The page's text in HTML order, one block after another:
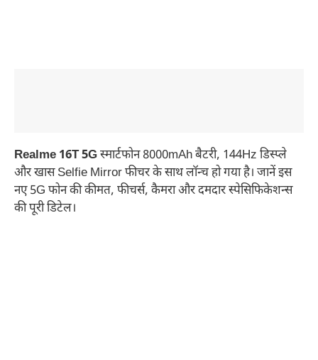
Realme 16T 5Gस्मार्टफोन 8000mAh बैटरी, 144Hz डिस्प्ले
और खास Selfie Mirror फीचर के साथ लॉन्च हो गया है। जानें इस
नए 5G फोन की कीमत, फीचर्स, कैमरा और दमदार स्पेसिफिकेशन्स
की पूरी डिटेल।